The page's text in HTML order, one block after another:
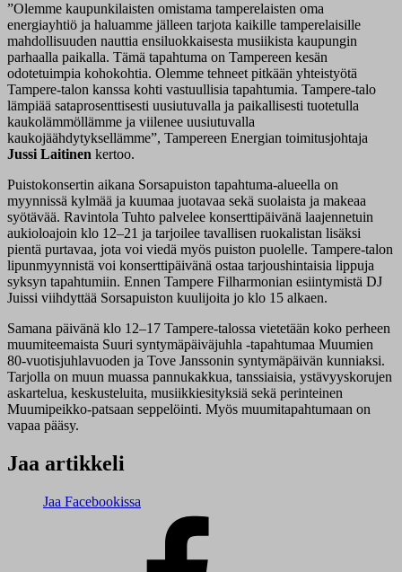
”Olemme kaupunkilaisten omistama tamperelaisten oma
energiayhtiö ja haluamme jälleen tarjota kaikille tamperelaisille
mahdollisuuden nauttia ensiluokkaisesta musiikista kaupungin
parhaalla paikalla. Tämä tapahtuma on Tampereen kesän
odotetuimpia kohokohtia. Olemme tehneet pitkään yhteistyötä
Tampere-talon kanssa kohti vastuullisia tapahtumia. Tampere-talo
lämpiää sataprosenttisesti uusiutuvalla ja paikallisesti tuotetulla
kaukolämmöllämme ja viilenee uusiutuvalla
kaukojäähdytyksellämme”, Tampereen Energian toimitusjohtaja
Jussi Laitinen kertoo.
Puistokonsertin aikana Sorsapuiston tapahtuma-alueella on
myynnissä kylmää ja kuumaa juotavaa sekä suolaista ja makeaa
syötävää. Ravintola Tuhto palvelee konserttipäivänä laajennetuin
aukioloajoin klo 12–21 ja tarjoilee tavallisen ruokalistan lisäksi
pientä purtavaa, jota voi viedä myös puiston puolelle. Tampere-talon
lipunmyynnistä voi konserttipäivänä ostaa tarjoushintaisia lippuja
syksyn tapahtumiin. Ennen Tampere Filharmonian esiintymistä DJ
Juissi viihdyttää Sorsapuiston kuulijoita jo klo 15 alkaen.
Samana päivänä klo 12–17 Tampere-talossa vietetään koko perheen
muumiteemaista Suuri syntymäpäiväjuhla -tapahtumaa Muumien
80-vuotisjuhlavuoden ja Tove Janssonin syntymäpäivän kunniaksi.
Tarjolla on muun muassa pannukakkua, tanssiaisia, ystävyyskorujen
askartelua, keskusteluita, musiikkiesityksiä sekä perinteinen
Muumipeikko-patsaan seppelöinti. Myös muumitapahtumaan on
vapaa pääsy.
Jaa artikkeli
Jaa Facebookissa